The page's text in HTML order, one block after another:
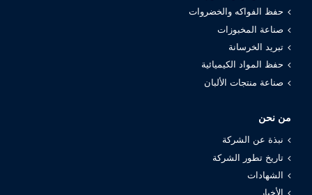
حفظ الفواكه والخضروات
صناعة المخبوزات
تبريد الخرسانة
حفظ المواد الكيميائية
صناعة منتجات الألبان
من نحن
نبذة عن الشركة
تاريخ تطور الشركة
الشهادات